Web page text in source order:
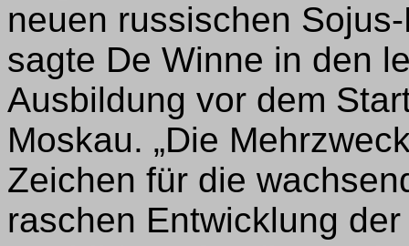
neuen russischen
sagte De Winne in den
Ausbildung vor dem
Moskau. „Die
Zeichen für die
raschen Entwicklung